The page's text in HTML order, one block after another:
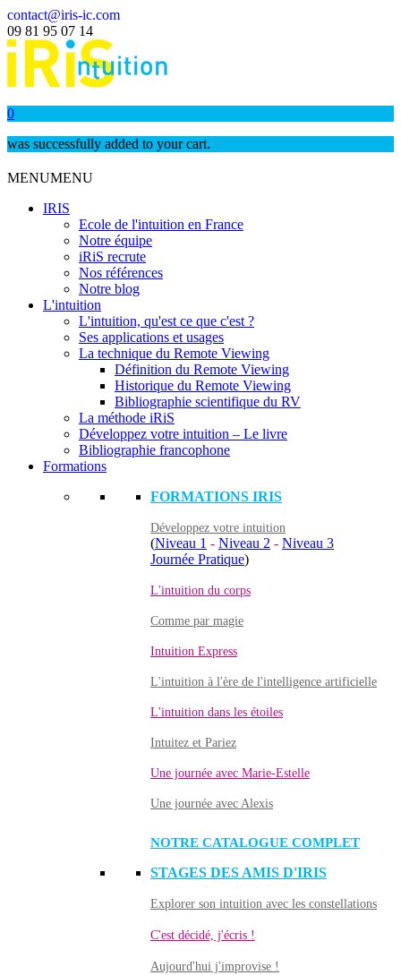
contact@iris-ic.com
09 81 95 07 14
0
was successfully added to your cart.
MENUMENU
IRIS
Ecole de l'intuition en France
Notre équipe
iRiS recrute
Nos références
Notre blog
L'intuition
L'intuition, qu'est ce que c'est ?
Ses applications et usages
La technique du Remote Viewing
Définition du Remote Viewing
Historique du Remote Viewing
Bibliographie scientifique du RV
La méthode iRiS
Développez votre intuition – Le livre
Bibliographie francophone
Formations
FORMATIONS IRIS
Développez votre intuition
(Niveau 1 - Niveau 2 - Niveau 3
Journée Pratique)
L'intuition du corps
Comme par magie
Intuition Express
L'intuition à l'ère de l'intelligence artificielle
L'intuition dans les étoiles
Intuitez et Pariez
Une journée avec Marie-Estelle
Une journée avec Alexis
NOTRE CATALOGUE COMPLET
STAGES DES AMIS D'IRIS
Explorer son intuition avec les constellations
C'est décidé, j'écris !
Aujourd'hui j'improvise !